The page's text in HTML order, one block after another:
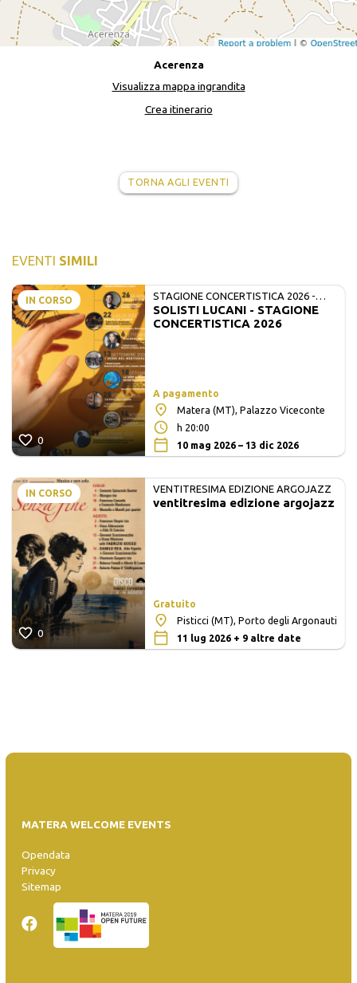
Acerenza
Visualizza mappa ingrandita
Crea itinerario
TORNA AGLI EVENTI
EVENTI SIMILI
IN CORSO
0
STAGIONE CONCERTISTICA 2026 -
MATE E SOLISTI LUCANI
SOLISTI LUCANI - STAGIONE
CONCERTISTICA 2026
A pagamento
Matera (MT), Palazzo Viceconte
h 20:00
10 mag 2026 – 13 dic 2026
IN CORSO
0
VENTITRESIMA EDIZIONE ARGOJAZZ
ventitresima edizione argojazz
Gratuito
Pisticci (MT), Porto degli Argonauti
11 lug 2026 + 9 altre date
MATERA WELCOME EVENTS
Opendata
Privacy
Sitemap